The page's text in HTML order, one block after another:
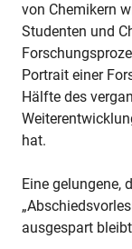
von Chemikern
Studenten und
Portrait einer
Hälfte des
hat.
Eine gelungene,
ausgespart